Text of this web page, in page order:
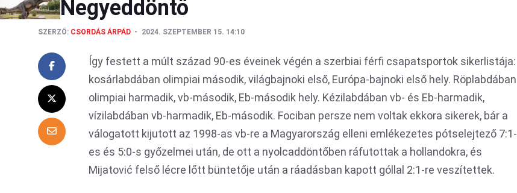
Negyeddöntő
SZERZŐ: CSORDÁS ÁRPÁD 2024. SZEPTEMBER 15. 14:10
Így festett a múlt század 90-es éveinek végén a szerbiai férfi csapatsportok sikerlistája:
kosárlabdában olimpiai második, világbajnoki első, Európa-bajnoki első hely. Röplabdában
olimpiai harmadik, vb-második, Eb-második hely. Kézilabdában vb- és Eb-harmadik,
vízilabdában vb-harmadik, Eb-második. Fociban persze nem voltak ekkora sikerek, bár a
válogatott kijutott az 1998-as vb-re a Magyarország elleni emlékezetes pótselejtező 7:1-
es és 5:0-s győzelmei után, de ott a nyolcaddöntőben ráfutottak a hollandokra, és
Mijatović felső lécre lőtt büntetője után a ráadásban kapott góllal 2:1-re veszítettek.